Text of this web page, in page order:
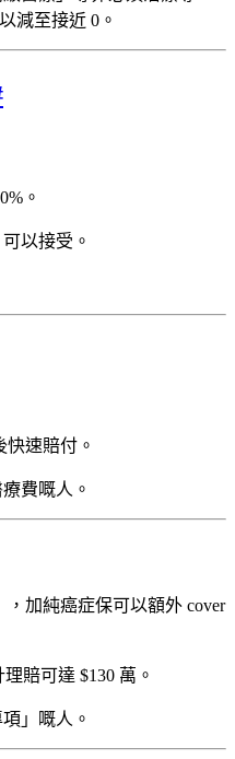
減至接近 0。
。
以接受。
速賠付。
費嘅人。
加純癌症保可以額外 cover
賠可達 $130 萬。
」嘅人。